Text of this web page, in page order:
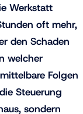
Werkstatt
oft mehr,
den Schaden
welcher
Folgen
Steuerung
sondern